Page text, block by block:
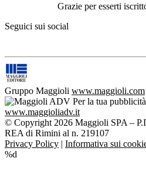
Grazie per esserti
Seguici sui social
Gruppo Maggioli www.maggioli.com
Per la tua
www.maggioliadv.it
© Copyright 2026 Maggioli SPA –
REA di Rimini al n. 219107
Privacy Policy | Informativa sui
%d